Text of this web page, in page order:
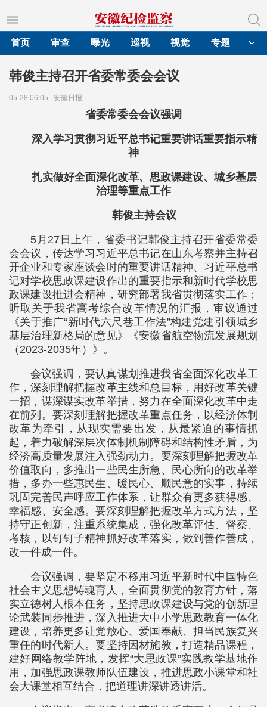
首页
审查 曝光 巡视 视觉 专题
韩俊主持召开省委常委会会议
05-28 06:05 安徽日报
省委常委会会议强调
深入学习贯彻习近平总书记重要讲话重要指示精
神
扎实做好全面深化改革、思政课建设、城乡基层
治理等重点工作
韩俊主持会议
5月27日上午，省委书记韩俊主持召开省委常委
会会议，传达学习习近平总书记在山东考察并主持召
开企业和专家座谈会时的重要讲话精神、习近平总书
记对学校思政课建设作出的重要指示和新时代学校思
政课建设推进会精神，研究部署我省贯彻落实工作；
听取关于我省高考综合改革情况的汇报，审议通过
《关于推广“新时代六尺巷工作法”构建党建引领城乡
基层治理新格局的意见》《安徽省航空物流发展规划
（2023-2035年）》。
会议强调，要认真谋划推进我省全面深化改革工
作，深刻理解把握改革主线和总目标，用好改革关键
一招，谋深谋实改革举措，努力在全面深化改革中走
在前列。要深刻理解把握改革重点任务，以经济体制
改革为牵引，从现实需要出发，从最紧迫的事情抓
起，着力破解深层次体制机制障碍和结构性矛盾，为
经济高质量发展注入强劲动力。要深刻理解把握改革
价值取向，多推出一些民生所急、民心所向的改革举
措，多办一些惠民生、暖民心、顺民意的实事，持续
巩固完善民声呼应工作体系，让群众有更多获得感、
幸福感、安全感。要深刻理解把握改革方式方法，坚
持守正创新，注重系统集成，强化改革评估、督察、
考核，以钉钉子精神抓好改革落实，做到善作善成，
改一件成一件。
会议强调，要坚定不移用习近平新时代中国特色
社会主义思想铸魂育人，全面贯彻党的教育方针，落
实立德树人根本任务，坚持思政课建设与党的创新理
论武装同步推进，深入推进大中小学思政教育一体化
建设，培养更多让党放心、爱国奉献、担当民族复兴
重任的时代新人。要坚持因材施教，打造精品课程，
建好网络教学阵地，发挥“大思政课”实践教学基地作
用，加强思政课教师队伍建设，推进思政小课堂和社
会大课堂相互结合，把道理讲深讲透讲活。